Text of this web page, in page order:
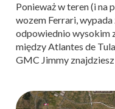
Ponieważ w teren (i na
wozem Ferrari,
odpowiednio wysokim
między Atlantes de
GMC Jimmy